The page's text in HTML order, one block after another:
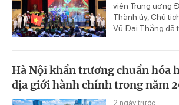
viên Trung ương
Thành ủy, Chủ
Vũ Đại Thắng đã
Hà Nội khẩn trương chuẩn hóa
địa giới hành chính trong năm
2 ngày trước